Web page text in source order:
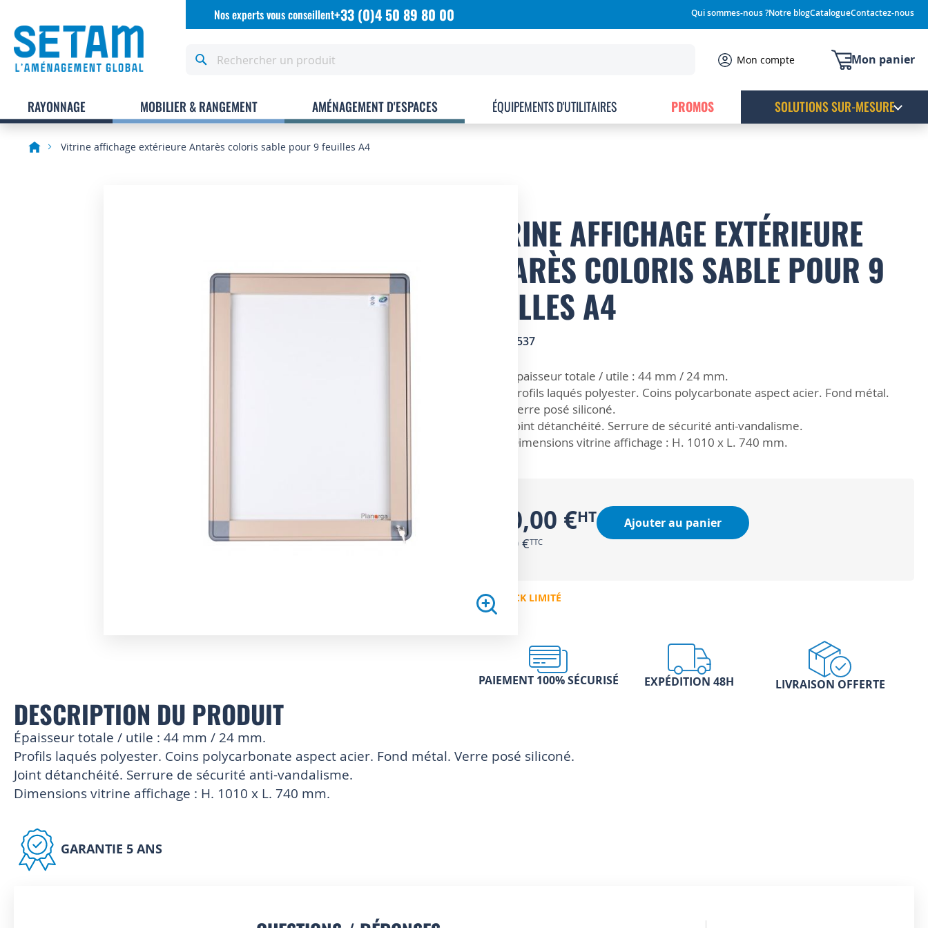
Allez
Qui sommes-nous ?Notre blogCatalogueContactez-nous
Nos experts vous conseillent+33 (0)4 50 89 80 00
Mon panier
Mon compte
RAYONNAGE MOBILIER & RANGEMENT AMÉNAGEMENT D'ESPACES ÉQUIPEMENTS D'UTILITAIRES PROMOS SOLUTIONS SUR-MESURE
Vitrine affichage extérieure Antarès coloris sable pour 9 feuilles A4
the
images
gallery
VITRINE AFFICHAGE EXTÉRIEURE
ANTARÈS COLORIS SABLE POUR 9
FEUILLES A4
8700537
Épaisseur totale / utile : 44 mm / 24 mm.
Profils laqués polyester. Coins polycarbonate aspect acier. Fond métal.
Verre posé siliconé.
Joint détanchéité. Serrure de sécurité anti-vandalisme.
Dimensions vitrine affichage : H. 1010 x L. 740 mm.
370,00 €
444,00 €
Ajouter au panier
EN STOCK LIMITÉ
PAIEMENT 100% SÉCURISÉ EXPÉDITION 48H LIVRAISON OFFERTE
DESCRIPTION DU PRODUIT
Épaisseur totale / utile : 44 mm / 24 mm.
Profils laqués polyester. Coins polycarbonate aspect acier. Fond métal. Verre posé siliconé.
Joint détanchéité. Serrure de sécurité anti-vandalisme.
Dimensions vitrine affichage : H. 1010 x L. 740 mm.
GARANTIE 5 ANS